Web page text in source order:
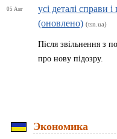
05 Авг
усі деталі справи
(оновлено) (tsn.ua)
Після звільнення з
про нову підозру.
Экономика